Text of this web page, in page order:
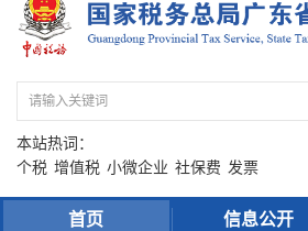
本站热词：
个税 增值税 小微企业 社保费 发票
首页 信息公开